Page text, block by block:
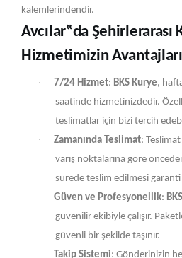
kalemlerindendir.
Avcılar‟da Şehirlerarası
Hizmetimizin Avantajları
· 7/24 Hizmet: BKS Kurye,
saatinde hizmetinizdedir.
teslimatlar için bizi tercih
·
Zamanında Teslimat:
varış noktalarına göre
sürede teslim edilmesi garanti
·
Güven ve Profesyonellik:
güvenilir ekibiyle çalışır.
güvenli bir şekilde taşınır.
·
Takip Sistemi: Gönderinizin